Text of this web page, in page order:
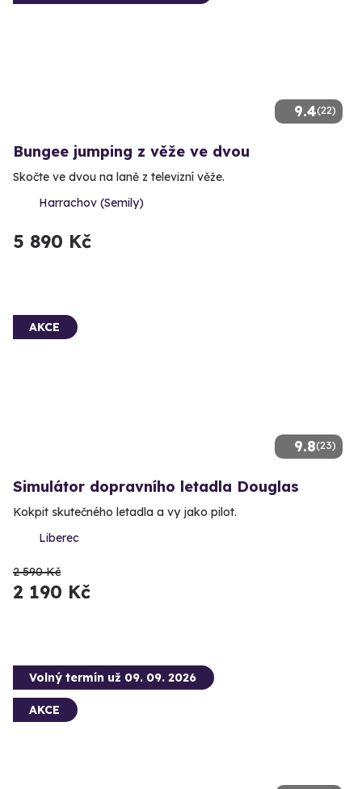
9.4(22)
Bungee jumping z věže ve dvou
Skočte ve dvou na laně z televizní věže.
Harrachov (Semily)
5 890 Kč
9.8(23)
AKCE
Simulátor dopravního letadla Douglas
Kokpit skutečného letadla a vy jako pilot.
Liberec
2 590 Kč
2 190 Kč
Volný termín už 09. 09. 2026
AKCE